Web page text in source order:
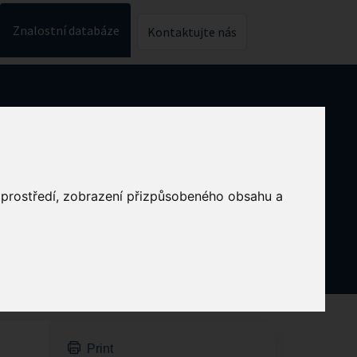
zobrazení přizpůsobeného obsahu a
Znalostní databáze Kontaktujte nás
Print